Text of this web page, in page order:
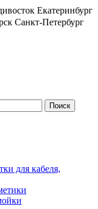
Екатеринбург
Санкт-Петербург
для кабеля,